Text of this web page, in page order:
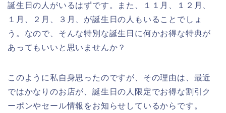
誕生日の人がいるはずです。また、１１月、１２月、
１月、２月、３月、が誕生日の人もいることでしょ
う。なので、そんな特別な誕生日に何かお得な特典が
あってもいいと思いませんか？
このように私自身思ったのですが、その理由は、最近
ではかなりのお店が、誕生日の人限定でお得な割引ク
ーポンやセール情報をお知らせしているからです。